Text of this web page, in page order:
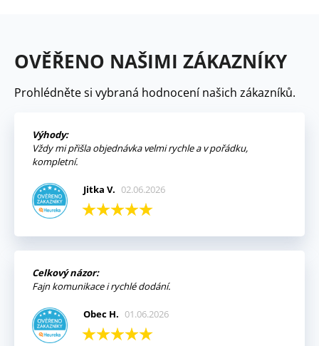
OVĚŘENO NAŠIMI ZÁKAZNÍKY
Prohlédněte si vybraná hodnocení našich zákazníků.
Výhody:
Vždy mi přišla objednávka velmi rychle a v pořádku,
kompletní.
Jitka V. 02.06.2026
Celkový názor:
Fajn komunikace i rychlé dodání.
Obec H. 01.06.2026